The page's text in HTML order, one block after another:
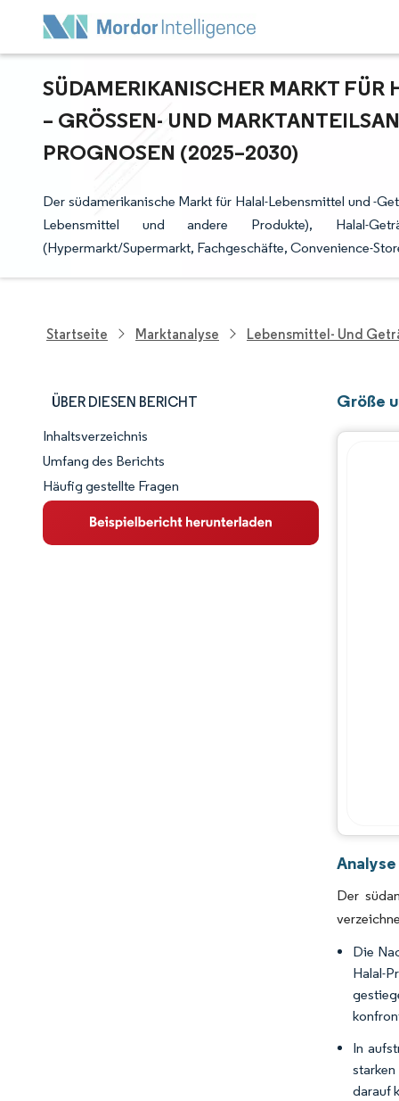
SÜDAMERIKANISCHER MARKT
– GRÖSSEN- UND
ROGNOSEN (2025–2030)
Der südamerikanische Markt für Halal-Lebensmittel und -
Lebensmittel und andere Produkte), Halal-
(Hypermarkt/Supermarkt, Fachgeschäfte, Convenience-
Startseite Marktanalyse Lebensmittel- Und
ÜBER DIESEN BERICHT
Marktschnappschuss
Marktübersicht
Wichtige Markttrends
Inhaltsverzeichnis
Umfang des Berichts
Häufig gestellte Fragen
Größe
Der
Die
Halal-
In
darauf